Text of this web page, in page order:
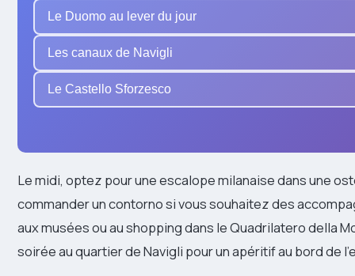
Le Duomo au lever du jour
Les canaux de Navigli
Le Castello Sforzesco
Le midi, optez pour une escalope milanaise dans une
commander un contorno si vous souhaitez des
aux musées ou au shopping dans le Quadrilatero della
soirée au quartier de Navigli pour un apéritif au bord de